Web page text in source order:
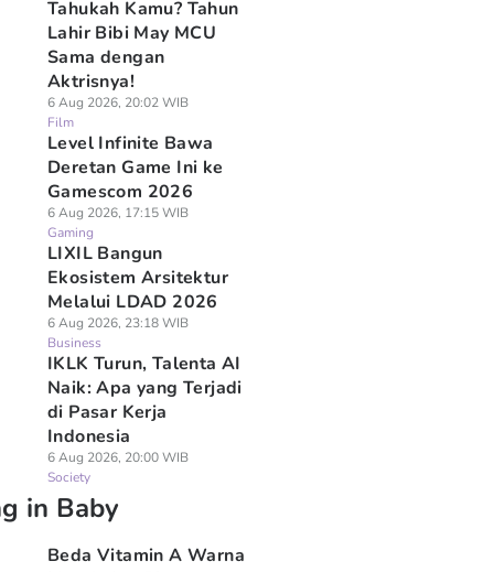
Tahukah Kamu? Tahun
Lahir Bibi May MCU
Sama dengan
Aktrisnya!
6 Aug 2026, 20:02 WIB
Film
Level Infinite Bawa
Deretan Game Ini ke
Gamescom 2026
6 Aug 2026, 17:15 WIB
Gaming
LIXIL Bangun
Ekosistem Arsitektur
Melalui LDAD 2026
6 Aug 2026, 23:18 WIB
Business
IKLK Turun, Talenta AI
Naik: Apa yang Terjadi
di Pasar Kerja
Indonesia
6 Aug 2026, 20:00 WIB
Society
in Baby
Beda Vitamin A Warna